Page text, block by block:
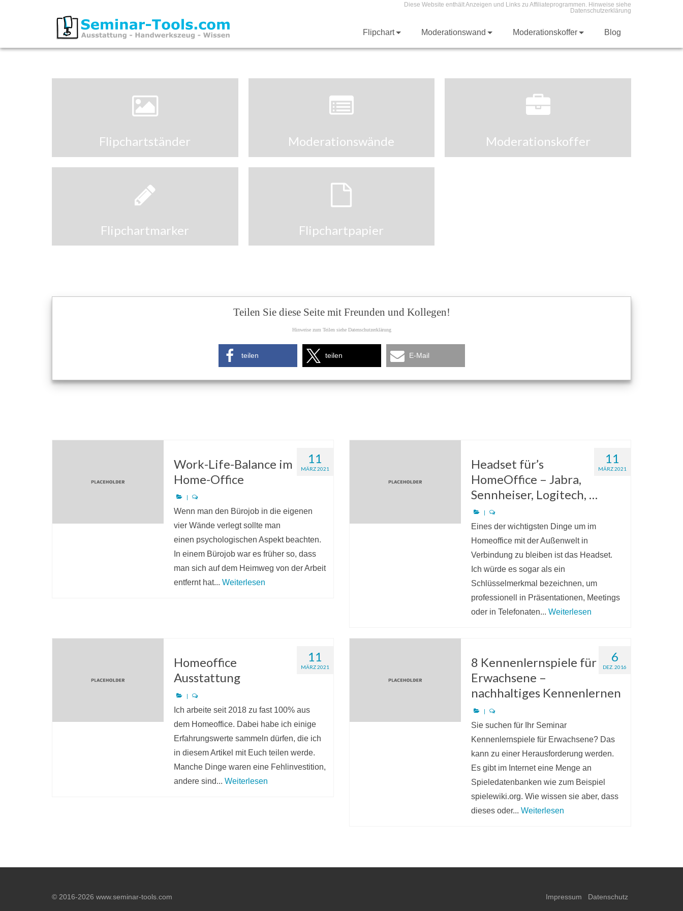
Diese Website enthält Anzeigen und Links zu Affiliateprogrammen. Hinweise siehe
Datenschutzerklärung
Flipchart Moderationswand Moderationskoffer Blog
Flipchartständer Moderationswände Moderationskoffer
Flipchartmarker Flipchartpapier
Teilen Sie diese Seite mit Freunden und Kollegen!
Hinweise zum Teilen siehe Datenschutzerklärung
teilen teilen E-Mail
11
MÄRZ 2021
Work-Life-Balance im
Home-Office
Wenn man den Bürojob in die eigenen
vier Wände verlegt sollte man
einen psychologischen Aspekt beachten.
In einem Bürojob war es früher so, dass
man sich auf dem Heimweg von der Arbeit
entfernt hat... Weiterlesen
11
MÄRZ 2021
Headset für’s
HomeOffice – Jabra,
Sennheiser, Logitech, …
Eines der wichtigsten Dinge um im
Homeoffice mit der Außenwelt in
Verbindung zu bleiben ist das Headset.
Ich würde es sogar als ein
Schlüsselmerkmal bezeichnen, um
professionell in Präsentationen, Meetings
oder in Telefonaten... Weiterlesen
11
MÄRZ 2021
Homeoffice
Ausstattung
|
Ich arbeite seit 2018 zu fast 100% aus
dem Homeoffice. Dabei habe ich einige
Erfahrungswerte sammeln dürfen, die ich
in diesem Artikel mit Euch teilen werde.
Manche Dinge waren eine Fehlinvestition,
andere sind... Weiterlesen
6
DEZ. 2016
8 Kennenlernspiele für
Erwachsene –
nachhaltiges Kennenlernen
|
Sie suchen für Ihr Seminar
Kennenlernspiele für Erwachsene? Das
kann zu einer Herausforderung werden.
Es gibt im Internet eine Menge an
Spieledatenbanken wie zum Beispiel
spielewiki.org. Wie wissen sie aber, dass
dieses oder... Weiterlesen
Impressum Datenschutz
© 2016-2026 www.seminar-tools.com